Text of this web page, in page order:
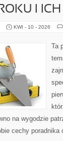
I
KWI - 10 - 2026
Ta
na wygodzie
cechy